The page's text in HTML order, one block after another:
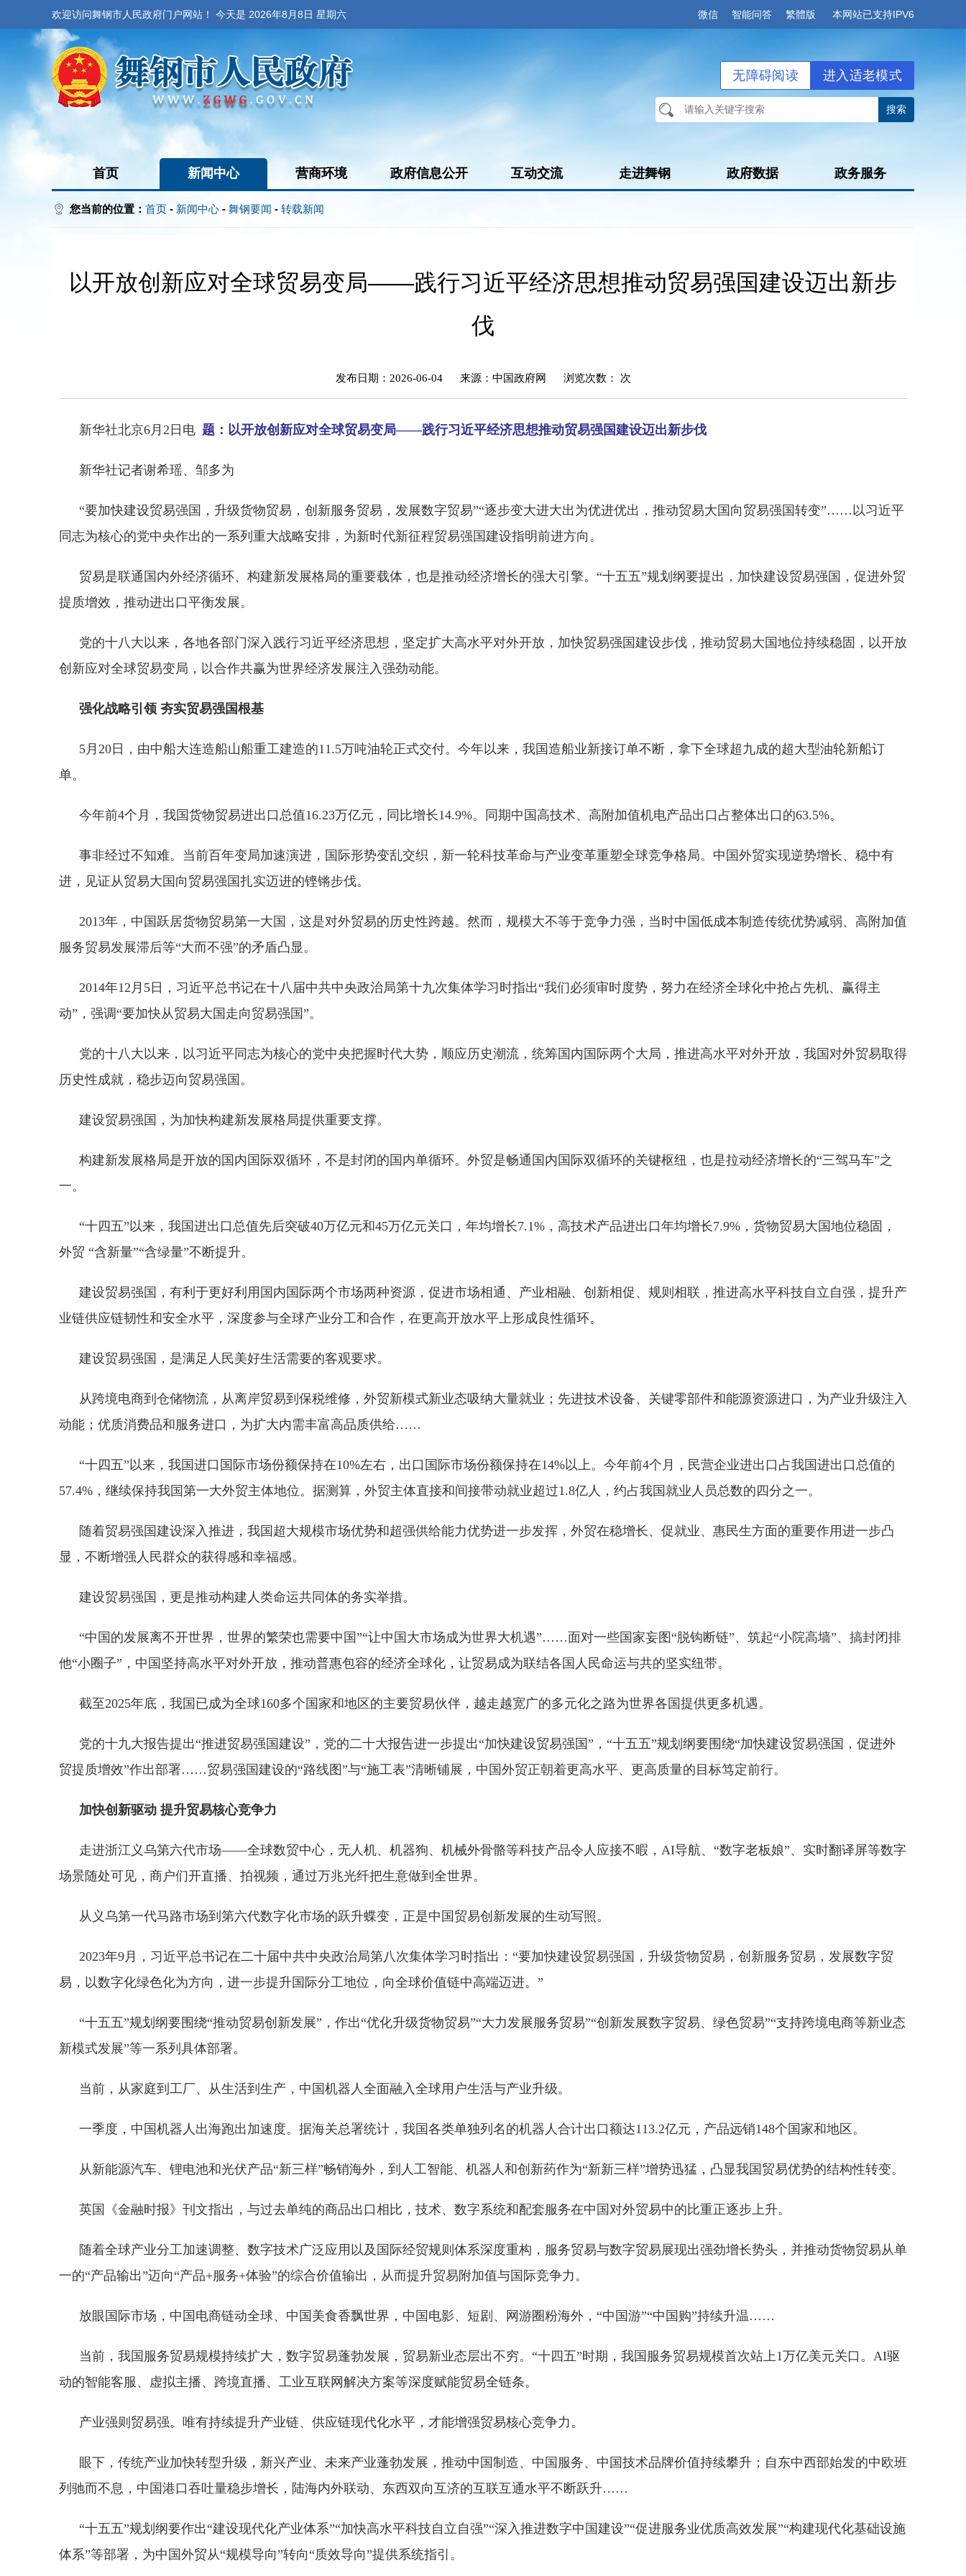
欢迎访问舞钢市人民政府门户网站！ 今天是 2026年8月8日 星期六 微信 智能问答 繁體版 本网站已支持IPV6
进入适老模式
无障碍阅读
首页 新闻中心 营商环境 政府信息公开 互动交流 走进舞钢 政府数据 政务服务
您当前的位置： 首页 - 新闻中心 - 舞钢要闻 - 转载新闻
以开放创新应对全球贸易变局——践行习近平经济思想推动贸易强国建设迈出新步
伐
发布日期：2026-06-04 来源：中国政府网 浏览次数： 次
新华社北京6月2日电 题：以开放创新应对全球贸易变局——践行习近平经济思想推动贸易强国建设迈出新步伐
新华社记者谢希瑶、邹多为
“要加快建设贸易强国，升级货物贸易，创新服务贸易，发展数字贸易”“逐步变大进大出为优进优出，推动贸易大国向贸易强国转变”……以习近平
同志为核心的党中央作出的一系列重大战略安排，为新时代新征程贸易强国建设指明前进方向。
贸易是联通国内外经济循环、构建新发展格局的重要载体，也是推动经济增长的强大引擎。“十五五”规划纲要提出，加快建设贸易强国，促进外贸
提质增效，推动进出口平衡发展。
党的十八大以来，各地各部门深入践行习近平经济思想，坚定扩大高水平对外开放，加快贸易强国建设步伐，推动贸易大国地位持续稳固，以开放
创新应对全球贸易变局，以合作共赢为世界经济发展注入强劲动能。
强化战略引领 夯实贸易强国根基
5月20日，由中船大连造船山船重工建造的11.5万吨油轮正式交付。今年以来，我国造船业新接订单不断，拿下全球超九成的超大型油轮新船订
单。
今年前4个月，我国货物贸易进出口总值16.23万亿元，同比增长14.9%。同期中国高技术、高附加值机电产品出口占整体出口的63.5%。
事非经过不知难。当前百年变局加速演进，国际形势变乱交织，新一轮科技革命与产业变革重塑全球竞争格局。中国外贸实现逆势增长、稳中有
进，见证从贸易大国向贸易强国扎实迈进的铿锵步伐。
2013年，中国跃居货物贸易第一大国，这是对外贸易的历史性跨越。然而，规模大不等于竞争力强，当时中国低成本制造传统优势减弱、高附加值
服务贸易发展滞后等“大而不强”的矛盾凸显。
2014年12月5日，习近平总书记在十八届中共中央政治局第十九次集体学习时指出“我们必须审时度势，努力在经济全球化中抢占先机、赢得主
动”，强调“要加快从贸易大国走向贸易强国”。
党的十八大以来，以习近平同志为核心的党中央把握时代大势，顺应历史潮流，统筹国内国际两个大局，推进高水平对外开放，我国对外贸易取得
历史性成就，稳步迈向贸易强国。
建设贸易强国，为加快构建新发展格局提供重要支撑。
构建新发展格局是开放的国内国际双循环，不是封闭的国内单循环。外贸是畅通国内国际双循环的关键枢纽，也是拉动经济增长的“三驾马车”之
一。
“十四五”以来，我国进出口总值先后突破40万亿元和45万亿元关口，年均增长7.1%，高技术产品进出口年均增长7.9%，货物贸易大国地位稳固，
外贸 “含新量”“含绿量”不断提升。
建设贸易强国，有利于更好利用国内国际两个市场两种资源，促进市场相通、产业相融、创新相促、规则相联，推进高水平科技自立自强，提升产
业链供应链韧性和安全水平，深度参与全球产业分工和合作，在更高开放水平上形成良性循环。
建设贸易强国，是满足人民美好生活需要的客观要求。
从跨境电商到仓储物流，从离岸贸易到保税维修，外贸新模式新业态吸纳大量就业；先进技术设备、关键零部件和能源资源进口，为产业升级注入
动能；优质消费品和服务进口，为扩大内需丰富高品质供给……
“十四五”以来，我国进口国际市场份额保持在10%左右，出口国际市场份额保持在14%以上。今年前4个月，民营企业进出口占我国进出口总值的
57.4%，继续保持我国第一大外贸主体地位。据测算，外贸主体直接和间接带动就业超过1.8亿人，约占我国就业人员总数的四分之一。
随着贸易强国建设深入推进，我国超大规模市场优势和超强供给能力优势进一步发挥，外贸在稳增长、促就业、惠民生方面的重要作用进一步凸
显，不断增强人民群众的获得感和幸福感。
建设贸易强国，更是推动构建人类命运共同体的务实举措。
“中国的发展离不开世界，世界的繁荣也需要中国”“让中国大市场成为世界大机遇”……面对一些国家妄图“脱钩断链”、筑起“小院高墙”、搞封闭排
他“小圈子”，中国坚持高水平对外开放，推动普惠包容的经济全球化，让贸易成为联结各国人民命运与共的坚实纽带。
截至2025年底，我国已成为全球160多个国家和地区的主要贸易伙伴，越走越宽广的多元化之路为世界各国提供更多机遇。
党的十九大报告提出“推进贸易强国建设”，党的二十大报告进一步提出“加快建设贸易强国”，“十五五”规划纲要围绕“加快建设贸易强国，促进外
贸提质增效”作出部署……贸易强国建设的“路线图”与“施工表”清晰铺展，中国外贸正朝着更高水平、更高质量的目标笃定前行。
加快创新驱动 提升贸易核心竞争力
走进浙江义乌第六代市场——全球数贸中心，无人机、机器狗、机械外骨骼等科技产品令人应接不暇，AI导航、“数字老板娘”、实时翻译屏等数字
场景随处可见，商户们开直播、拍视频，通过万兆光纤把生意做到全世界。
从义乌第一代马路市场到第六代数字化市场的跃升蝶变，正是中国贸易创新发展的生动写照。
2023年9月，习近平总书记在二十届中共中央政治局第八次集体学习时指出：“要加快建设贸易强国，升级货物贸易，创新服务贸易，发展数字贸
易，以数字化绿色化为方向，进一步提升国际分工地位，向全球价值链中高端迈进。”
“十五五”规划纲要围绕“推动贸易创新发展”，作出“优化升级货物贸易”“大力发展服务贸易”“创新发展数字贸易、绿色贸易”“支持跨境电商等新业态
新模式发展”等一系列具体部署。
当前，从家庭到工厂、从生活到生产，中国机器人全面融入全球用户生活与产业升级。
一季度，中国机器人出海跑出加速度。据海关总署统计，我国各类单独列名的机器人合计出口额达113.2亿元，产品远销148个国家和地区。
从新能源汽车、锂电池和光伏产品“新三样”畅销海外，到人工智能、机器人和创新药作为“新新三样”增势迅猛，凸显我国贸易优势的结构性转变。
英国《金融时报》刊文指出，与过去单纯的商品出口相比，技术、数字系统和配套服务在中国对外贸易中的比重正逐步上升。
随着全球产业分工加速调整、数字技术广泛应用以及国际经贸规则体系深度重构，服务贸易与数字贸易展现出强劲增长势头，并推动货物贸易从单
一的“产品输出”迈向“产品+服务+体验”的综合价值输出，从而提升贸易附加值与国际竞争力。
放眼国际市场，中国电商链动全球、中国美食香飘世界，中国电影、短剧、网游圈粉海外，“中国游”“中国购”持续升温……
当前，我国服务贸易规模持续扩大，数字贸易蓬勃发展，贸易新业态层出不穷。“十四五”时期，我国服务贸易规模首次站上1万亿美元关口。AI驱
动的智能客服、虚拟主播、跨境直播、工业互联网解决方案等深度赋能贸易全链条。
产业强则贸易强。唯有持续提升产业链、供应链现代化水平，才能增强贸易核心竞争力。
眼下，传统产业加快转型升级，新兴产业、未来产业蓬勃发展，推动中国制造、中国服务、中国技术品牌价值持续攀升；自东中西部始发的中欧班
列驰而不息，中国港口吞吐量稳步增长，陆海内外联动、东西双向互济的互联互通水平不断跃升……
“十五五”规划纲要作出“建设现代化产业体系”“加快高水平科技自立自强”“深入推进数字中国建设”“促进服务业优质高效发展”“构建现代化基础设施
体系”等部署，为中国外贸从“规模导向”转向“质效导向”提供系统指引。